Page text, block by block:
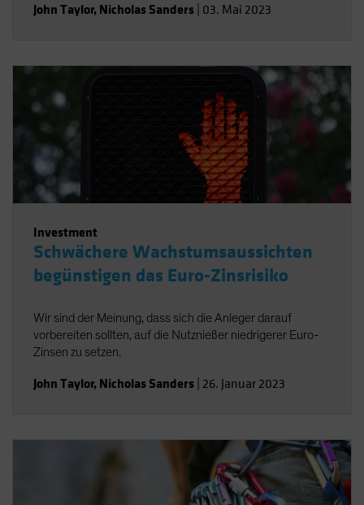
John Taylor, Nicholas Sanders 03. Mai 2023
Investment
Schwächere Wachstumsaussichten
begünstigen das Euro-Zinsrisiko
Wir sind der Meinung, dass sich die Anleger darauf
vorbereiten sollten, auf die Nutznießer niedrigerer Euro-
Zinsen zu setzen.
John Taylor, Nicholas Sanders 26. Januar 2023